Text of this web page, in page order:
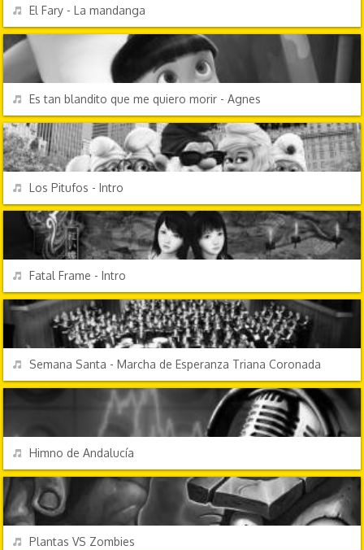
REPRODUCIR
El Fary - La mandanga
REPRODUCIR
Es tan blandito que me quiero morir - Agnes
DIBUJOS ANIMADOS
REPRODUCIR
Los Pitufos - Intro
REPRODUCIR
Fatal Frame - Intro
REPRODUCIR
Semana Santa - Marcha de Esperanza Triana Coronada
REPRODUCIR
Himno de Andalucía
REPRODUCIR
Plantas VS Zombies